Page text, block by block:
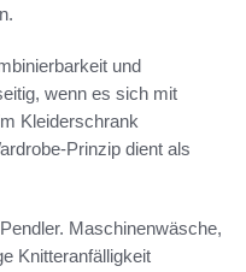
und
wenn es sich mit
Kleiderschrank
Prinzip dient als
Maschinenwäsche,
Knitteranfälligkeit